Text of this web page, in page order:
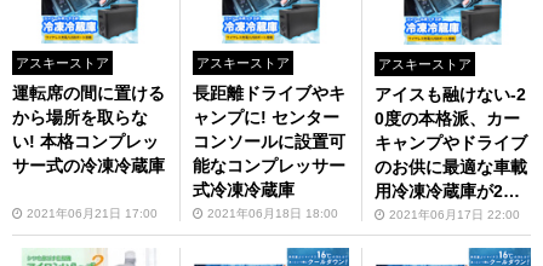
アスキーストア
運転席の間に置ける
から場所を取らな
い! 本格コンプレッ
サー式の冷凍冷蔵庫
2021年06月21日 17:00
アスキーストア
長距離ドライブやキ
ャンプに! センター
コンソールに設置可
能なコンプレッサー
式冷凍冷蔵庫
2021年06月18日 18:00
アスキーストア
アイスも融けない-2
0度の本格派、カー
キャンプやドライブ
のお供に最適な車載
用冷凍冷蔵庫が2万9
800円
2021年06月17日 22:00